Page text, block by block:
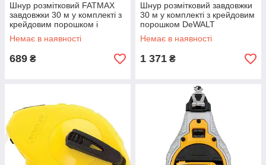
Шнур розмітковий FATMAX
завдовжки 30 м у комплекті з
крейдовим порошком і
підвісним урівнем STANLEY
0-47-681
Немає в наявності
689 ₴
Шнур розмітковий завдовжки
30 м у комплекті з крейдовим
порошком DeWALT
DWHT47408-0
Немає в наявності
1 371 ₴